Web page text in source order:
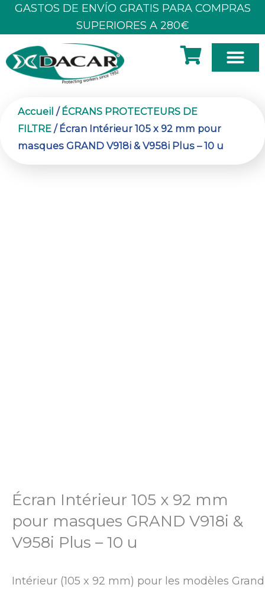
AllerGASTOS DE ENVÍO GRATIS PARA COMPRAS
SUPERIORES A 280€
Accueil /ÉCRANS PROTECTEURS DE
FILTRE / Écran Intérieur 105 x 92 mm pour
masques GRAND V918i & V958i Plus – 10 u
Écran Intérieur 105 x 92 mm
pour masques GRAND V918i &
V958i Plus – 10 u
Intérieur (105 x 92 mm) pour les modèles Grand